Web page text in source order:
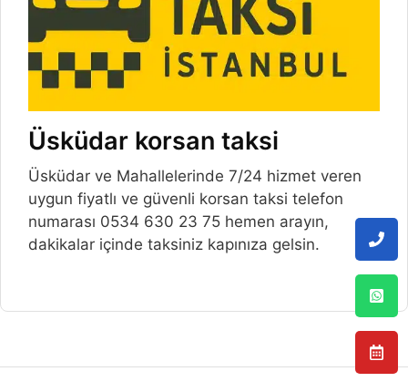
Üsküdar korsan taksi
Üsküdar ve Mahallelerinde 7/24 hizmet veren
uygun fiyatlı ve güvenli korsan taksi telefon
numarası 0534 630 23 75 hemen arayın,
dakikalar içinde taksiniz kapınıza gelsin.